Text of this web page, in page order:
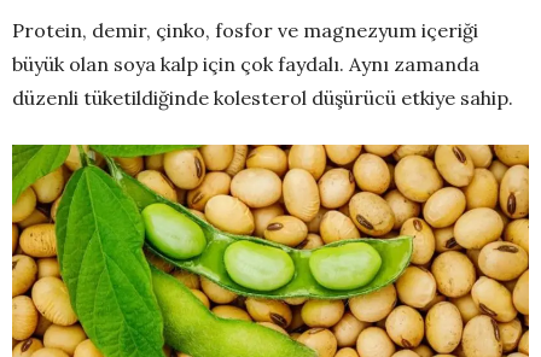
Protein, demir, çinko, fosfor ve magnezyum içeriği
büyük olan soya kalp için çok faydalı. Aynı zamanda
düzenli tüketildiğinde kolesterol düşürücü etkiye sahip.